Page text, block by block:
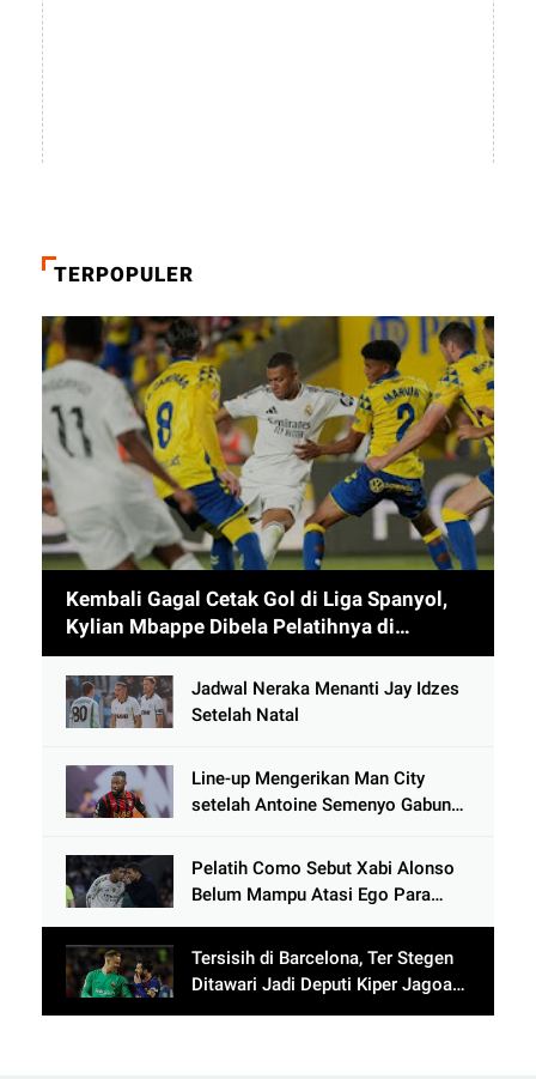
TERPOPULER
Kembali Gagal Cetak Gol di Liga Spanyol,
Kylian Mbappe Dibela Pelatihnya di
Timnas Prancis
Jadwal Neraka Menanti Jay Idzes
Setelah Natal
Line-up Mengerikan Man City
setelah Antoine Semenyo Gabung,
Ngos-ngosan
Pelatih Como Sebut Xabi Alonso
Belum Mampu Atasi Ego Para
Tersisih di Barcelona, Ter Stegen
Ditawari Jadi Deputi Kiper Jagoan
Lionel Messi